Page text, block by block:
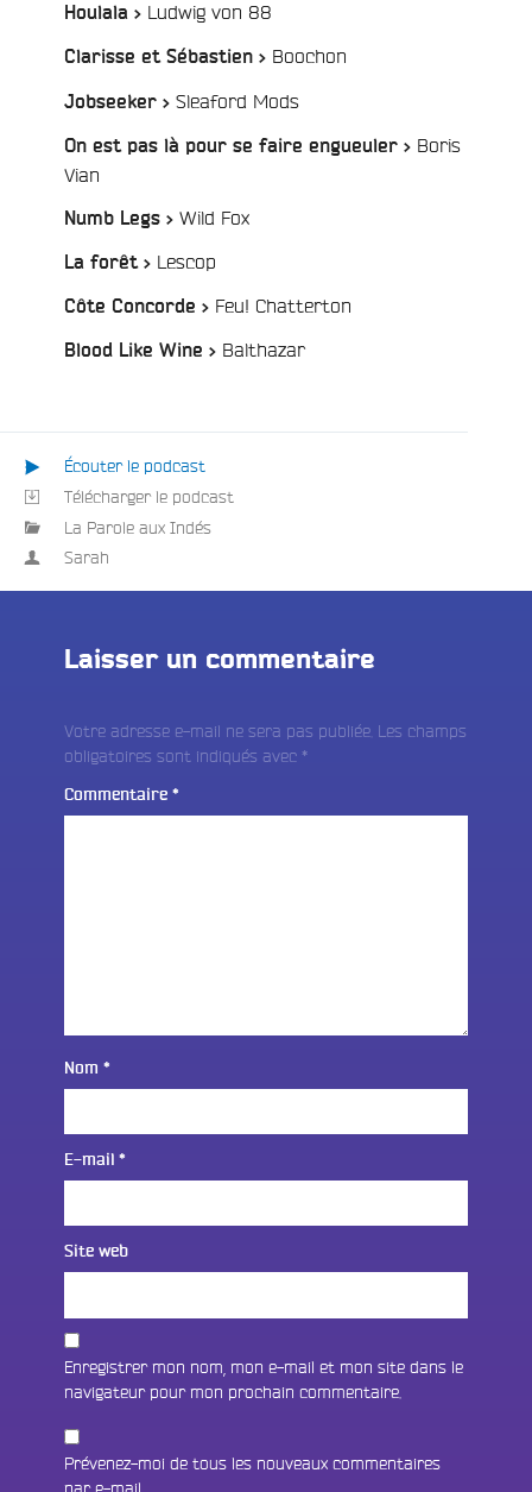
Playlist
:
Houlala > Ludwig von 88
Clarisse et Sébastien > Boochon
Jobseeker > Sleaford Mods
On est pas là pour se faire engueuler > Boris
Vian
Numb Legs > Wild Fox/
La forêt > Lescop
Côte Concorde > Feu! Chatterton
Blood Like Wine > Balthazar/
Écouter le podcast
Télécharger le podcast
La Parole aux Indés
Sarah
Laisser un commentaire
Votre adresse e-mail ne sera pas publiée. Les champs
obligatoires sont indiqués avec *
Commentaire *
Nom *
E-mail *
Site web
Enregistrer mon nom, mon e-mail et mon site dans le
navigateur pour mon prochain commentaire.
Prévenez-moi de tous les nouveaux commentaires